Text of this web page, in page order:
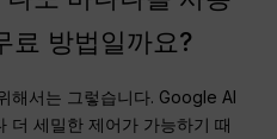
료 방법일까요?
해서는 그렇습니다. Google AI
더 세밀한 제어가 가능하기 때